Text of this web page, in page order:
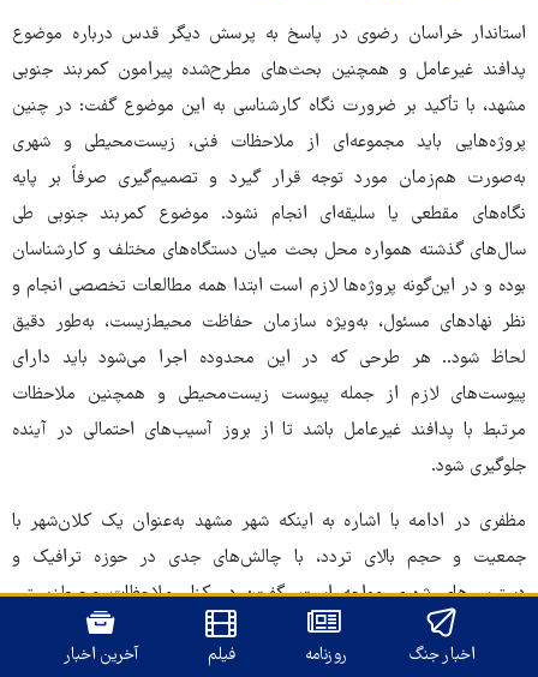
استاندار خراسان رضوی در پاسخ به پرسش دیگر قدس درباره موضوع
پدافند غیرعامل و همچنین بحث‌های مطرح‌شده پیرامون کمربند جنوبی
مشهد، با تأکید بر ضرورت نگاه کارشناسی به این موضوع گفت: در چنین
پروژه‌هایی باید مجموعه‌ای از ملاحظات فنی، زیست‌محیطی و شهری
به‌صورت هم‌زمان مورد توجه قرار گیرد و تصمیم‌گیری صرفاً بر پایه
نگاه‌های مقطعی یا سلیقه‌ای انجام نشود. موضوع کمربند جنوبی طی
سال‌های گذشته همواره محل بحث میان دستگاه‌های مختلف و کارشناسان
بوده و در این‌گونه پروژه‌ها لازم است ابتدا همه مطالعات تخصصی انجام و
نظر نهادهای مسئول، به‌ویژه سازمان حفاظت محیط‌زیست، به‌طور دقیق
لحاظ شود.. هر طرحی که در این محدوده اجرا می‌شود باید دارای
پیوست‌های لازم از جمله پیوست زیست‌محیطی و همچنین ملاحظات
مرتبط با پدافند غیرعامل باشد تا از بروز آسیب‌های احتمالی در آینده
جلوگیری شود.
مظفری در ادامه با اشاره به اینکه شهر مشهد به‌عنوان یک کلان‌شهر با
جمعیت و حجم بالای تردد، با چالش‌های جدی در حوزه ترافیک و
دسترسی‌های شهری مواجه است، گفت: در کنار ملاحظات محیط‌زیستی،
نمی‌توان نیازهای واقعی شهر و شهروندان را نادیده گرفت به همین دلیل
باید تلاش کرد راه‌حلی انتخاب شود که هم از نظر حفاظت از محیط‌زیست
اخبار جنگ روزنامه فیلم آخرین اخبار